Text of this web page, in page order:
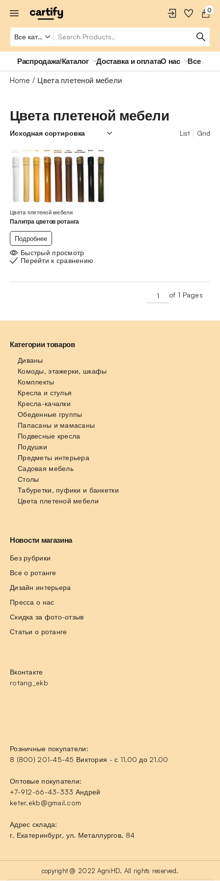
0
Распродажа!Каталог Доставка и оплатаО нас Все о
Home Цвета плетеной мебели
Цвета плетеной мебели
List Grid
Цвета плетеной мебели
Палитра цветов ротанга
Подробнее
Быстрый просмотр
Перейти к сравнению
of 1 Pages
Категории товаров
Диваны
Комоды, этажерки, шкафы
Комплекты
Кресла и стулья
Кресла-качалки
Обеденные группы
Папасаны и мамасаны
Подвесные кресла
Подушки
Предметы интерьера
Садовая мебель
Столы
Табуретки, пуфики и банкетки
Цвета плетеной мебели
Новости магазина
Без рубрики
Все о ротанге
Дизайн интерьера
Пресса о нас
Скидка за фото-отзыв
Статьи о ротанге
Вконтакте
rotang_ekb
Розничные покупатели:
8 (800) 201-45-45 Виктория - с 11.00 до 21.00
Оптовые покупатели:
+7-912-66-43-333 Андрей
keter.ekb@gmail.com
Адрес склада:
г. Екатеринбург, ул. Металлургов, 84
copyright @ 2022 AgniHD. All rights reserved.